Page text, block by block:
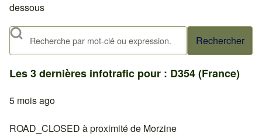
dessous
Rechercher
Les 3 dernières infotrafic pour : D354 (France)
5 mois ago
ROAD_CLOSED à proximité de Morzine